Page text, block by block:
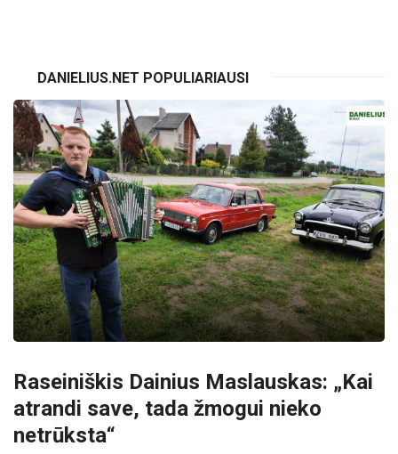
DANIELIUS.NET POPULIARIAUSI
Raseiniškis Dainius Maslauskas: „Kai
atrandi save, tada žmogui nieko
netrūksta“